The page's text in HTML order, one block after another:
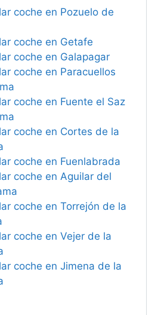
coche en Pozuelo de
coche en Getafe
coche en Galapagar
coche en Paracuellos
coche en Fuente el Saz
coche en Cortes de la
coche en Fuenlabrada
coche en Aguilar del
coche en Torrejón de la
coche en Vejer de la
coche en Jimena de la